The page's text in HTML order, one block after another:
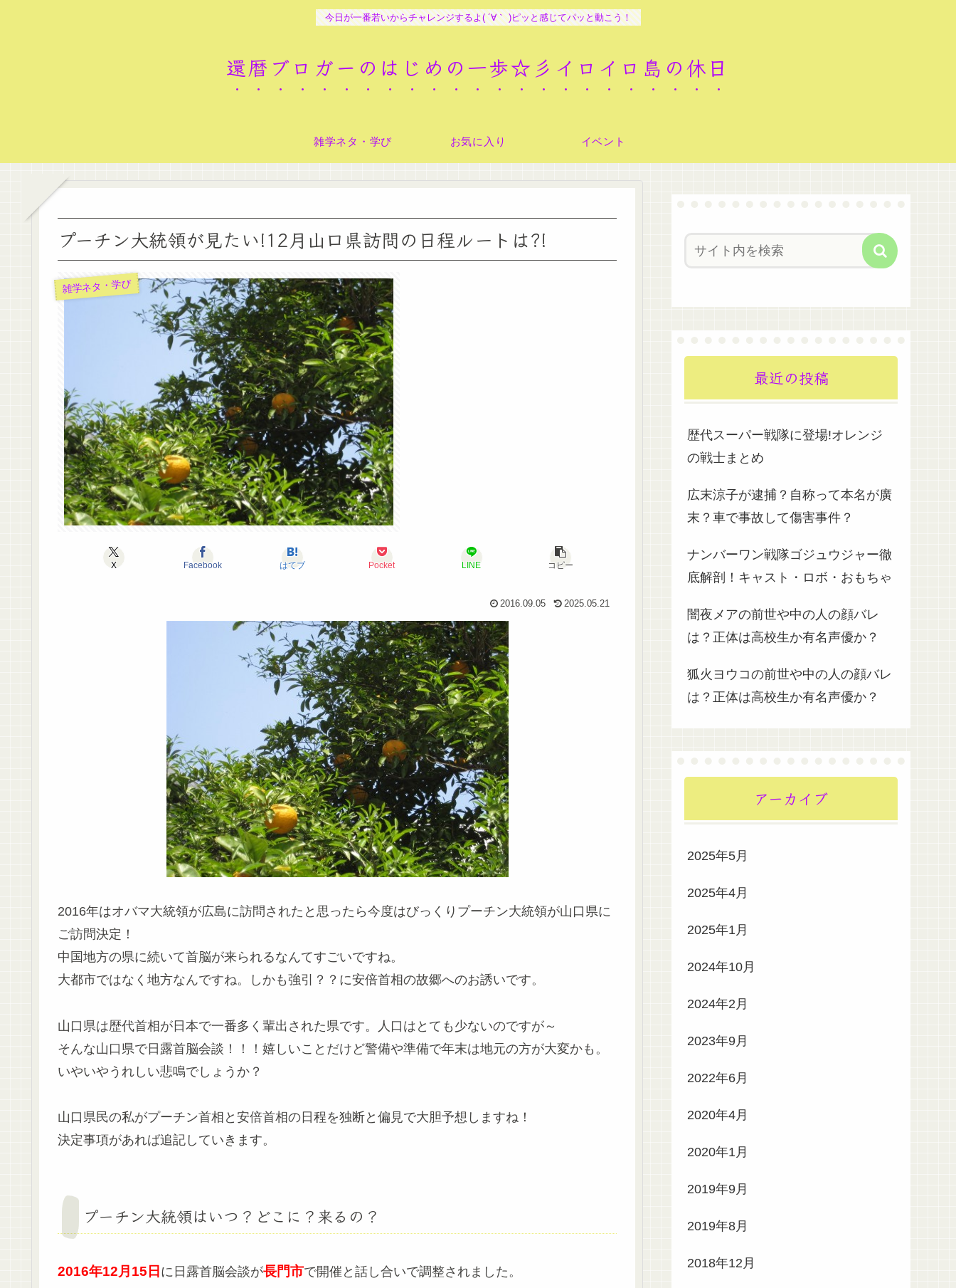
今日が一番若いからチャレンジするよ( ´∀｀ )ピッと感じてパッと動こう！
還暦ブロガーのはじめの一歩☆彡イロイロ島の休日
雑学ネタ・学び お気に入り イベント
プーチン大統領が見たい!12月山口県訪問の日程ルートは?!
雑学ネタ・学び
X Facebook はてブ Pocket LINE コピー
2016.09.05 2025.05.21
2016年はオバマ大統領が広島に訪問されたと思ったら今度はびっくりプーチン大統領が山口県に
ご訪問決定！
中国地方の県に続いて首脳が来られるなんてすごいですね。
大都市ではなく地方なんですね。しかも強引？？に安倍首相の故郷へのお誘いです。
山口県は歴代首相が日本で一番多く輩出された県です。人口はとても少ないのですが～
そんな山口県で日露首脳会談！！！嬉しいことだけど警備や準備で年末は地元の方が大変かも。
いやいやうれしい悲鳴でしょうか？
山口県民の私がプーチン首相と安倍首相の日程を独断と偏見で大胆予想しますね！
決定事項があれば追記していきます。
プーチン大統領はいつ？どこに？来るの？
2016年12月15日 に日露首脳会談が長門市で開催と話し合いで調整されました。
最近の投稿
歴代スーパー戦隊に登場!オレンジ
の戦士まとめ
広末涼子が逮捕？自称って本名が廣
末？車で事故して傷害事件？
ナンバーワン戦隊ゴジュウジャー徹
底解剖！キャスト・ロボ・おもちゃ
闇夜メアの前世や中の人の顔バレ
は？正体は高校生か有名声優か？
狐火ヨウコの前世や中の人の顔バレ
は？正体は高校生か有名声優か？
アーカイブ
2025年5月
2025年4月
2025年1月
2024年10月
2024年2月
2023年9月
2022年6月
2020年4月
2020年1月
2019年9月
2019年8月
2018年12月